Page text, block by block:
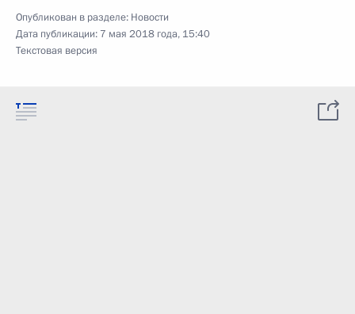
Опубликован в разделе: Новости
Дата публикации: 7 мая 2018 года, 15:40
Текстовая версия